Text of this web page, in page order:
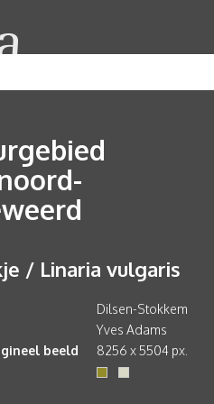
/ Linaria vulgaris
Dilsen-Stokkem
Yves Adams
beeld
8256 x 5504 px.